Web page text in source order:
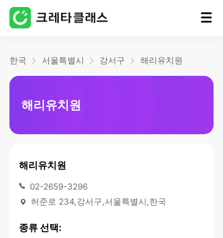
한국 서울특별시 강서구 해리유치원
해리유치원
해리유치원
02-2659-3296
허준로 234,강서구,서울특별시,한국
종류 선택: